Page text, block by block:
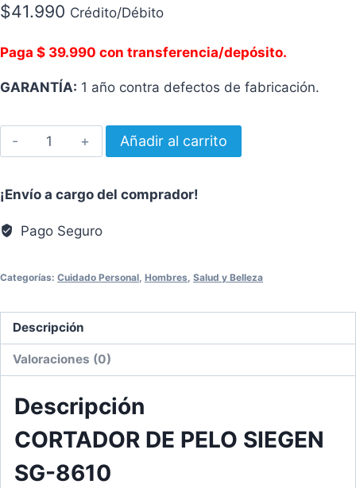
$41.990 Crédito/Débito
Paga $ 39.990 con transferencia/depósito.
GARANTÍA: 1 año contra defectos de fabricación.
Corta
pelo
SG-
cantidad
Añadir al carrito
¡Envío a cargo del comprador!
Pago Seguro
Categorías: Cuidado Personal Hombres Salud y Belleza
Descripción
Valoraciones (0)
Descripción
CORTADOR DE PELO SIEGEN
SG-8610